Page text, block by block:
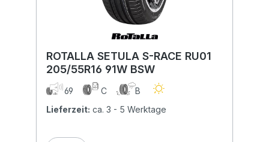
ROTALLA SETULA S-RACE RU01
205/55R16 91W BSW
69 C
B
Lieferzeit: ca. 3 - 5 Werktage